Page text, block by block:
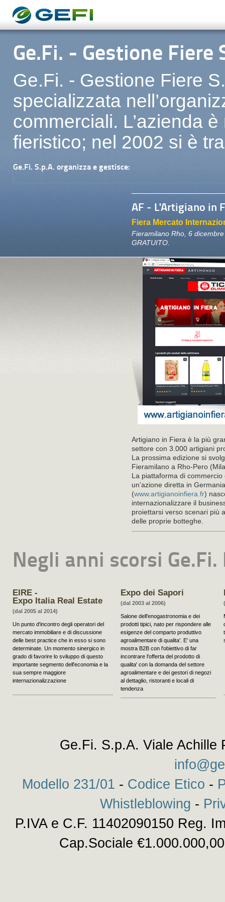
Ge.Fi. - Gestione Fiere
Ge.Fi. - Gestione Fiere
specializzata
commerciali. L’azienda
fieristico; nel 2002 si è
Ge.Fi. S.p.A. organizza e gestisce:
AF - L'Artigiano in
Fiera Mercato
Fieramilano Rho, 6
GRATUITO.
Artigiano in Fiera è la più
settore con 3.000 artigiani
La prossima edizione si
Fieramilano a Rho-Pero
La piattaforma di
un’azione diretta in
(www.artigianoinfiera.fr)
internazionalizzare il
proiettarsi verso scenari più
delle proprie botteghe.
Negli anni scorsi
EIRE -
Expo Italia Real Estate
(dal 2005 al 2014)
Un punto d'incontro degli operatori del
mercato immobiliare e di discussione
delle best practice che in esso si sono
determinate. Un momento sinergico in
grado di favorire lo sviluppo di questo
importante segmento dell'economia e la
sua sempre maggiore
internazionalizzazione
Expo dei Sapori
(dal 2003 al 2006)
Salone dell'enogastronomia e dei
prodotti tipici, nato per rispondere alle
esigenze del comparto produttivo
agroalimentare di qualita'. E' una
mostra B2B con l'obiettivo di far
incontrare l'offerta del prodotto di
qualita' con la domanda del settore
agroalimentare e dei gestori di negozi
al dettaglio, ristoranti e locali di
tendenza
Ge.Fi. S.p.A. Viale Achille
Modello 231/01 - Codice Etico -
Whistleblowing -
P.IVA e C.F. 11402090150 Reg.
Cap.Sociale